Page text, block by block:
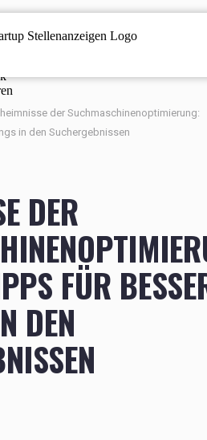
der Suchmaschinenoptimierung:
in den Suchergebnissen
DER
FÜR
DEN